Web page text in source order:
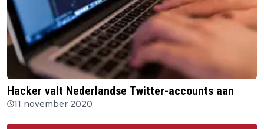
Hacker valt Nederlandse Twitter-accounts aan
11 november 2020